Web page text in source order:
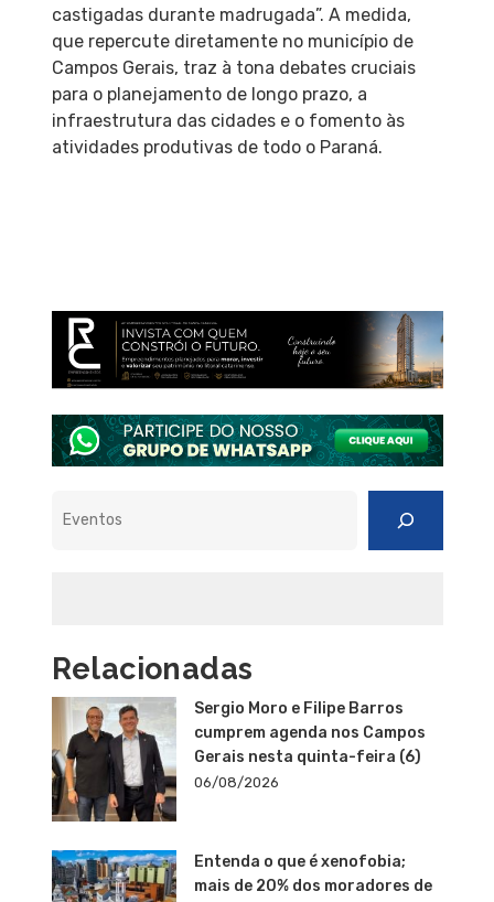
castigadas durante madrugada”. A medida,
que repercute diretamente no município de
Campos Gerais, traz à tona debates cruciais
para o planejamento de longo prazo, a
infraestrutura das cidades e o fomento às
atividades produtivas de todo o Paraná.
Relacionadas
Sergio Moro e Filipe Barros
cumprem agenda nos Campos
Gerais nesta quinta-feira (6)
06/08/2026
Entenda o que é xenofobia;
mais de 20% dos moradores de